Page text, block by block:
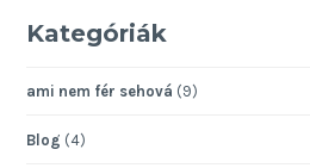
Kategóriák
ami nem fér sehová (9)
Blog (4)